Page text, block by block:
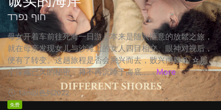
חוף נפרד
母女开着车前往死海一日游，本来是随兴惬意的放鬆之旅，
就在母亲发现女儿与沙滩上的女人四目相交、眼神对视后，
便有了转变。这趟旅程是否会乘兴而去，败兴而归？ ☆那
个深藏已久的秘密，将不再沉睡于海底…... More
13m以色列2022
免费